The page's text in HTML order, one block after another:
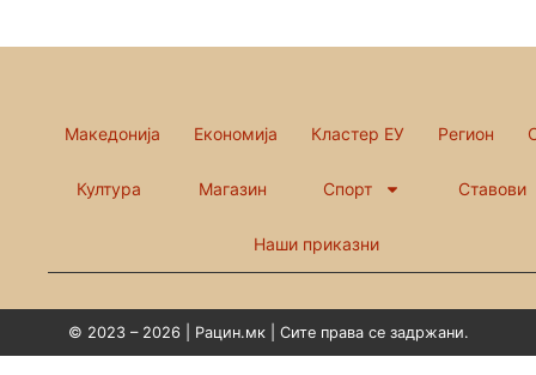
Македонија Економија Кластер ЕУ Регион
Култура Магазин Спорт Ставови
Наши приказни
© 2023 – 2026 | Рацин.мк | Сите права се задржани.